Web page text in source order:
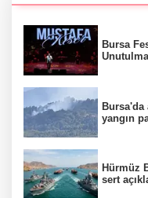
Bursa
Bursa'da
yangın
Hürmüz
sert